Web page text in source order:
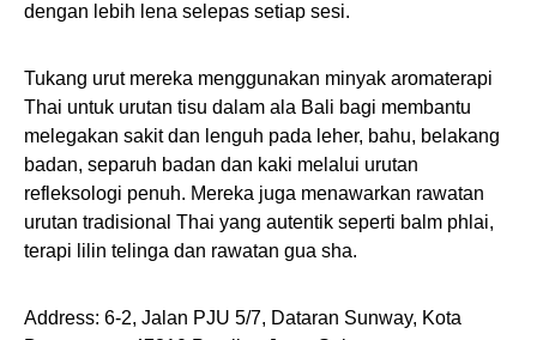
dengan lebih lena selepas setiap sesi.
Tukang urut mereka menggunakan minyak aromaterapi
Thai untuk urutan tisu dalam ala Bali bagi membantu
melegakan sakit dan lenguh pada leher, bahu, belakang
badan, separuh badan dan kaki melalui urutan
refleksologi penuh. Mereka juga menawarkan rawatan
urutan tradisional Thai yang autentik seperti balm phlai,
terapi lilin telinga dan rawatan gua sha.
Address: 6-2, Jalan PJU 5/7, Dataran Sunway, Kota